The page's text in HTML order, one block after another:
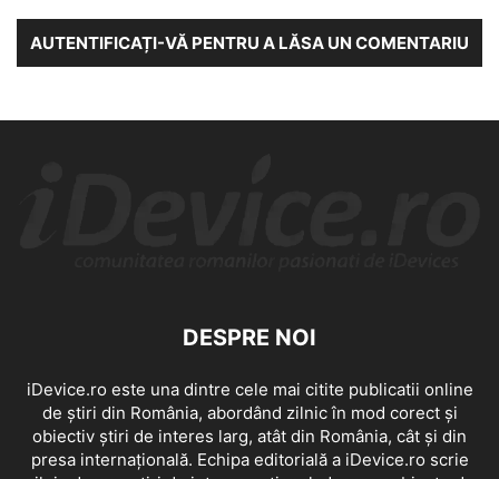
AUTENTIFICAȚI-VĂ PENTRU A LĂSA UN COMENTARIU
DESPRE NOI
iDevice.ro este una dintre cele mai citite publicatii online
de știri din România, abordând zilnic în mod corect și
obiectiv știri de interes larg, atât din România, cât și din
presa internațională. Echipa editorială a iDevice.ro scrie